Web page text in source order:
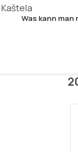
Was kann man